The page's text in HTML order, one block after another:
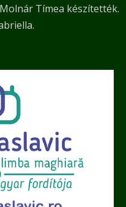
Tímea készítették.